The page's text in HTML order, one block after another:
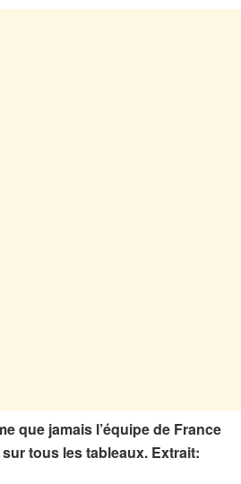
que jamais l’équipe de France
tous les tableaux. Extrait: